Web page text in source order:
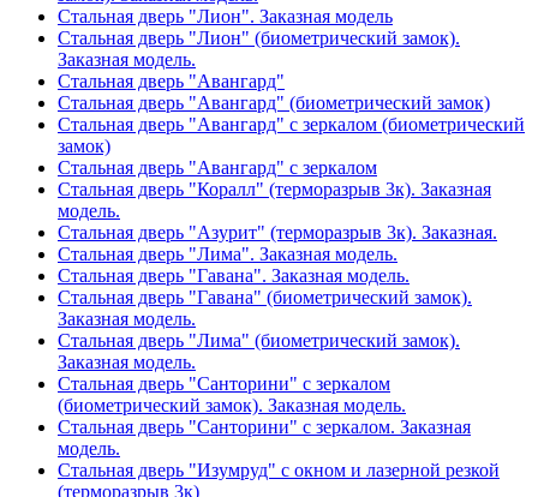
Стальная дверь "Лион". Заказная модель
Стальная дверь "Лион" (биометрический замок).
Заказная модель.
Стальная дверь "Авангард"
Стальная дверь "Авангард" (биометрический замок)
Стальная дверь "Авангард" с зеркалом (биометрический
замок)
Стальная дверь "Авангард" с зеркалом
Стальная дверь "Коралл" (терморазрыв 3к). Заказная
модель.
Стальная дверь "Азурит" (терморазрыв 3к). Заказная.
Стальная дверь "Лима". Заказная модель.
Стальная дверь "Гавана". Заказная модель.
Стальная дверь "Гавана" (биометрический замок).
Заказная модель.
Стальная дверь "Лима" (биометрический замок).
Заказная модель.
Стальная дверь "Санторини" с зеркалом
(биометрический замок). Заказная модель.
Стальная дверь "Санторини" с зеркалом. Заказная
модель.
Стальная дверь "Изумруд" с окном и лазерной резкой
(терморазрыв 3к)